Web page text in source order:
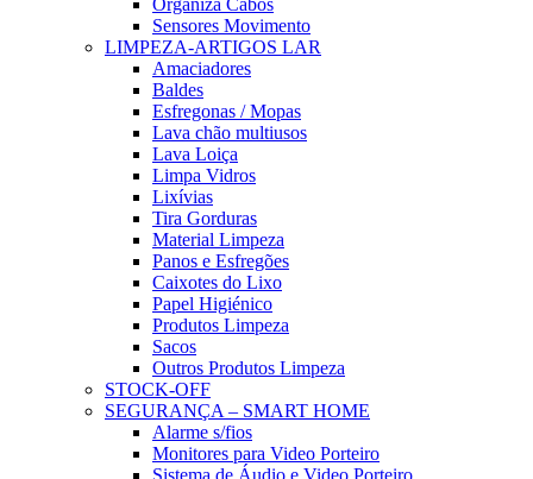
Sensores Movimento
LIMPEZA-ARTIGOS LAR
Amaciadores
Baldes
Esfregonas / Mopas
Lava chão multiusos
Lava Loiça
Limpa Vidros
Lixívias
Tira Gorduras
Material Limpeza
Panos e Esfregões
Caixotes do Lixo
Papel Higiénico
Produtos Limpeza
Sacos
Outros Produtos Limpeza
STOCK-OFF
SEGURANÇA – SMART HOME
Alarme s/fios
Monitores para Video Porteiro
Sistema de Áudio e Video Porteiro